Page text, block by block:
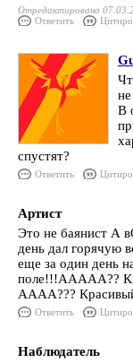
Отредактировано
Ответить
В
спустят?
Ответить
Артист
Это не баянист
день дал горячую
еще за один день
поле!!!ААААА??
АААА???
Ответить
Наблюдатель